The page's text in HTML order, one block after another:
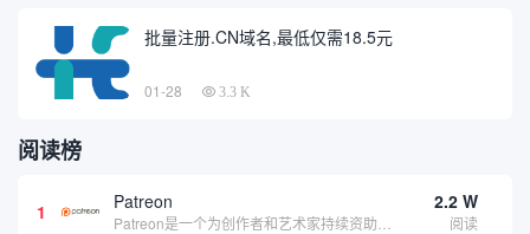
批量注册.CN域名,最低仅需18.5元
01-28 3.3 K
阅读榜
1 Patreon 2.2 W
阅读